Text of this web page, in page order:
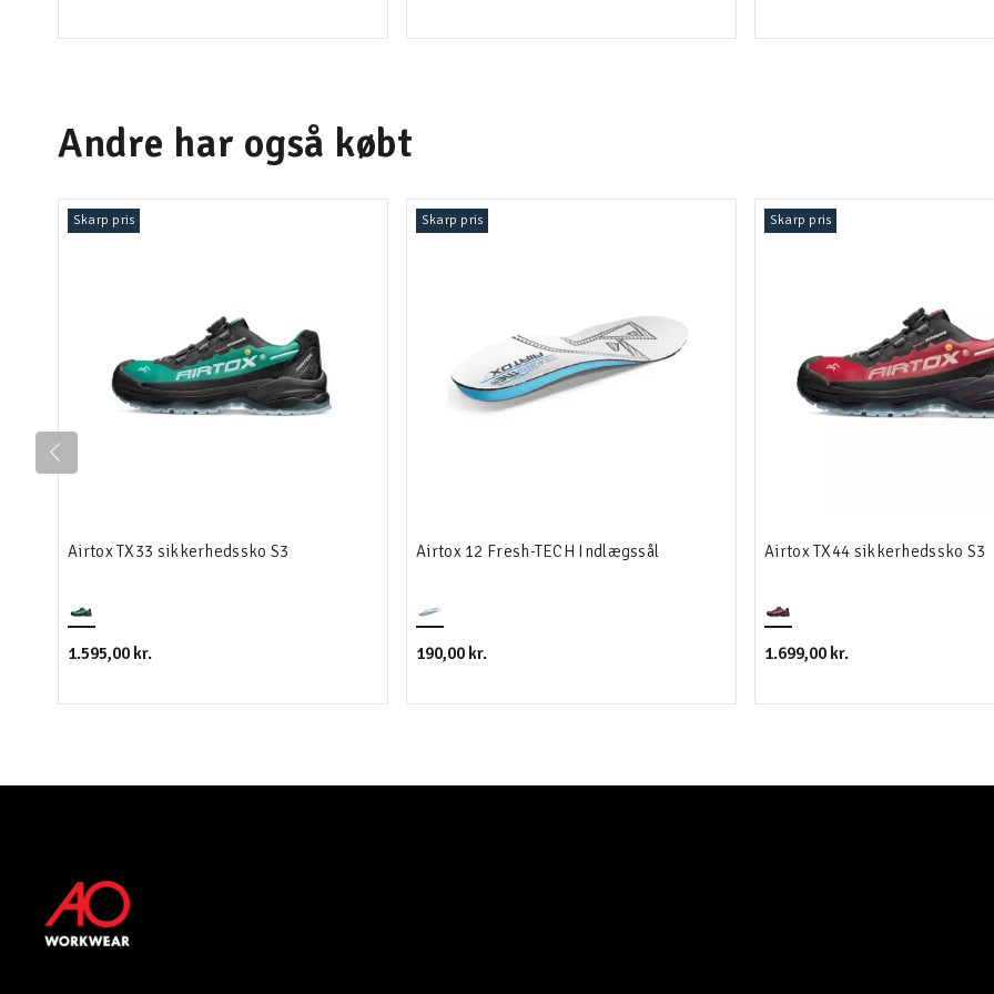
Andre har også købt
Skarp pris
Airtox TX33 sikkerhedssko S3
1.595,00 kr.
Skarp pris
Airtox 12 Fresh-TECH Indlægssål
190,00 kr.
Skarp pris
Airtox TX44 sikkerhedssko S3
1.699,00 kr.